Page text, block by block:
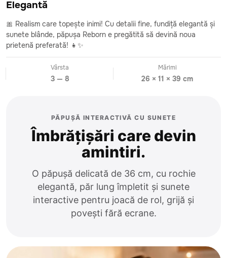
Elegantă
🎀 Realism care topește inimi! Cu detalii fine, fundiță elegantă și
sunete blânde, păpușa Reborn e pregătită să devină noua
prietenă preferată! 👧✨
Vârsta
3 — 8
Mărimi
26 × 11 × 39 cm
PĂPUȘĂ INTERACTIVĂ CU SUNETE
Îmbrățișări care devin
amintiri.
O păpușă delicată de 36 cm, cu rochie
elegantă, păr lung împletit și sunete
interactive pentru joacă de rol, grijă și
povești fără ecrane.